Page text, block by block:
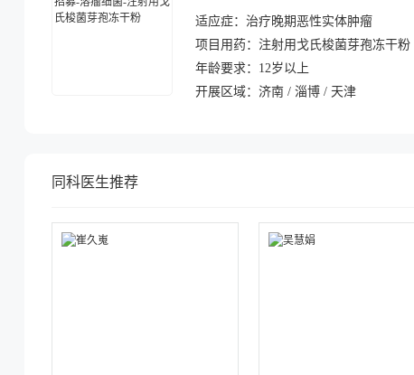
适应症： 治疗晚期恶性实体肿瘤
项目用药： 注射用戈氏梭菌芽孢冻干粉
年龄要求： 12岁以上
开展区域： 济南 / 淄博 / 天津
同科医生推荐